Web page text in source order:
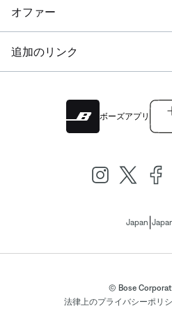
オファー
追加のリンク
ボーズアプリ
Japan
© Bose
法律上のプライバシーポリ